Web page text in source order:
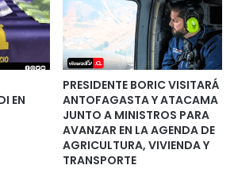
EN
PRESIDENTE BORIC VISITARÁ
ANTOFAGASTA Y ATACAMA
JUNTO A MINISTROS PARA
AVANZAR EN LA AGENDA DE
AGRICULTURA, VIVIENDA Y
TRANSPORTE